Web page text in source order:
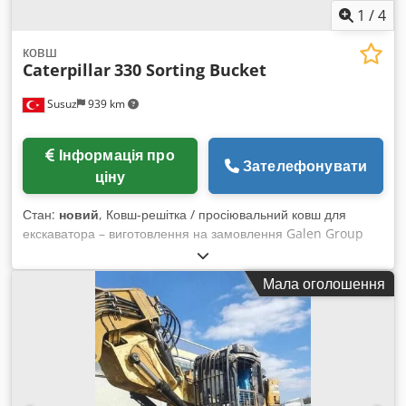
1 /4
Susuz 939 km
ковш
Caterpillar330 Sorting Bucket
ціну
Зателефонувати
Стан: новий, Ковш-решітка / просіювальний ковш для
екскаватора – виготовлення на замовлення Galen Group
виробляє міцні ковші-решітки та просіювальні ковші для
екскаваторів усіх марок і з різною експлуатаційною вагою.
Кожен ковш розробляється відповідно до моделі
екскаватора, умов експлуатації, необхідної ширини ковша
та розміру отворів просіювальної решітки. Основні сфери
застосування * Розділення каменів, ґрунту, гравію та
будівельного сміття * Просіювання та сортування вийнятого
ґрунту * Застосування в кар’єрах і гірничодобувній
Мала оголошення